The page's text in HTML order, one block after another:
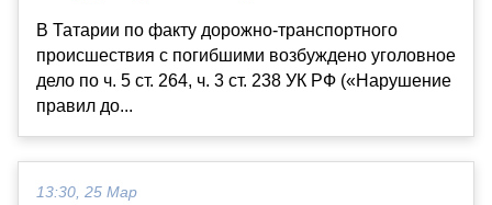
В Татарии по факту дорожно-транспортного
происшествия с погибшими возбуждено уголовное
дело по ч. 5 ст. 264, ч. 3 ст. 238 УК РФ («Нарушение
правил до...
13:30, 25 Мар